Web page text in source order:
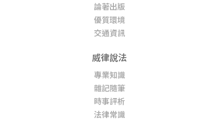
論著出版
優質環境
交通資訊
威律說法
專業知識
雜記隨筆
時事評析
法律常識